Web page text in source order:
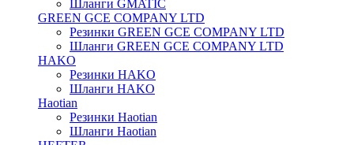
Шланги GMATIC
GREEN GCE COMPANY LTD
Резинки GREEN GCE COMPANY LTD
Шланги GREEN GCE COMPANY LTD
HAKO
Резинки HAKO
Шланги HAKO
Haotian
Резинки Haotian
Шланги Haotian